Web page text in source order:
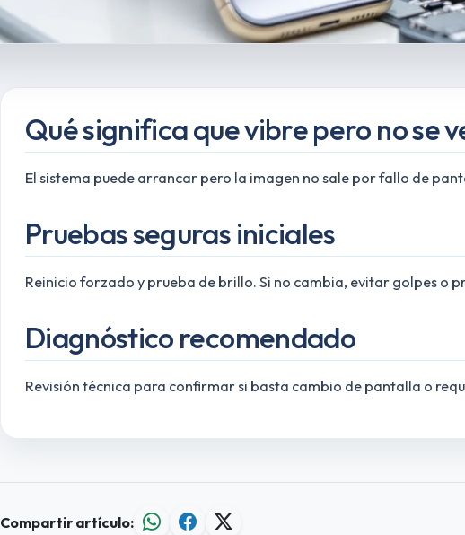
Qué significa que vibre pero no se
El sistema puede arrancar pero la imagen no sale por fallo de
Pruebas seguras iniciales
Reinicio forzado y prueba de brillo. Si no cambia, evitar golpes o
Diagnóstico recomendado
Revisión técnica para confirmar si basta cambio de pantalla o
Compartir artículo: